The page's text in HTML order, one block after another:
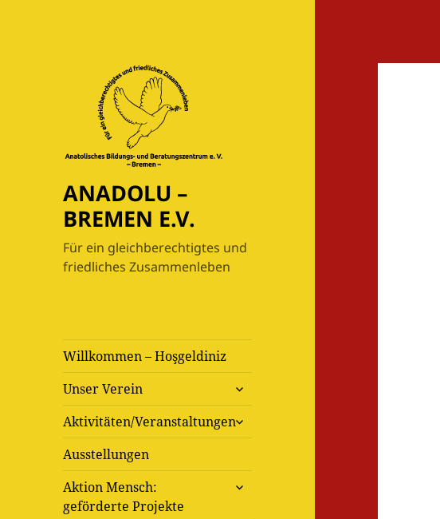
ANADOLU –
BREMEN E.V.
Für ein gleichberechtigtes und
friedliches Zusammenleben
Willkommen – Hoşgeldiniz
Unser Verein
untermenü
öffnen
Aktivitäten/Veranstaltungenuntermenü
öffnen
Ausstellungen
Aktion Mensch:
geförderte Projekte
untermenü